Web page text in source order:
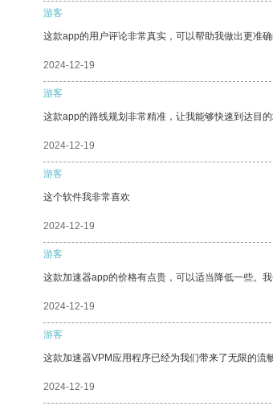
游客
这款app的用户评论非常真实，可以帮助我做出更准确
2024-12-19
游客
这款app的路线规划非常精准，让我能够快速到达目的
2024-12-19
游客
这个软件我非常喜欢
2024-12-19
游客
这款加速器app的价格有点贵，可以适当降低一些。
2024-12-19
游客
这款加速器VPM应用程序已经为我们带来了无限的流
2024-12-19